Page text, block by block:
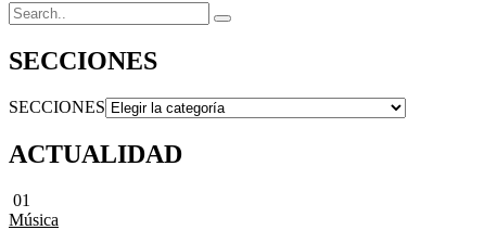
SECCIONES
SECCIONES
ACTUALIDAD
01
Música